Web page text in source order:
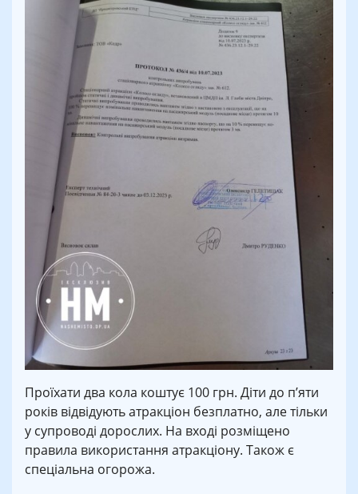
Проїхати два кола коштує 100 грн. Діти до п’яти
років відвідують атракціон безплатно, але тільки
у супроводі дорослих. На вході розміщено
правила використання атракціону. Також є
спеціальна огорожа.